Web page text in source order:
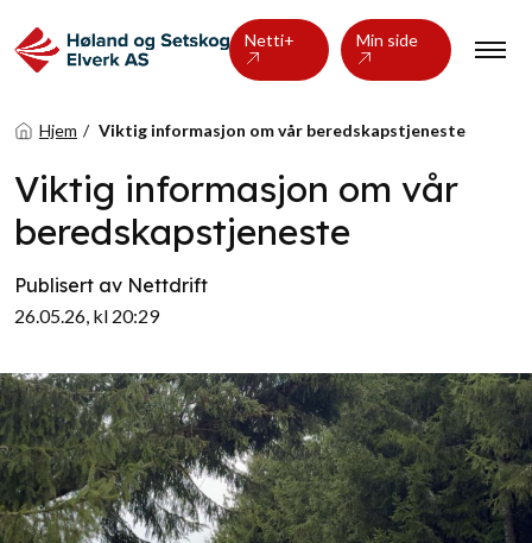
Netti+ Min side
Hjem Viktig informasjon om vår beredskapstjeneste
Viktig informasjon om vår
beredskapstjeneste
Publisert av Nettdrift
26.05.26, kl 20:29